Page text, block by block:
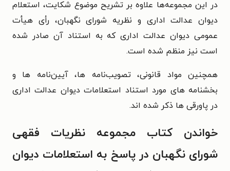
در این مجموعه‌ها علاوه بر تشریح موضوع شکایت، استعلام
دیوان عدالت اداری و نظریه شورای نگهبان، رأی هیأت
عمومی دیوان عدالت اداری که به استناد آن صادر شده
است نیز منظم شده است.
همچنین مواد قانونی، تصویب‌نامه‌ ها، آیین‌نامه ‌ها و
بخشنامه‌ های مورد استناد استعلامات دیوان عدالت اداری
در پاورقی‌ ها ذکر شده ‌اند.
خواندن کتاب مجموعه نظریات فقهی
شورای نگهبان در پاسخ به استعلامات دیوان